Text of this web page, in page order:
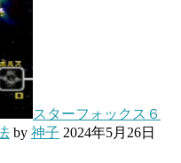
スターフォックス６
by 神子 2024年5月26日